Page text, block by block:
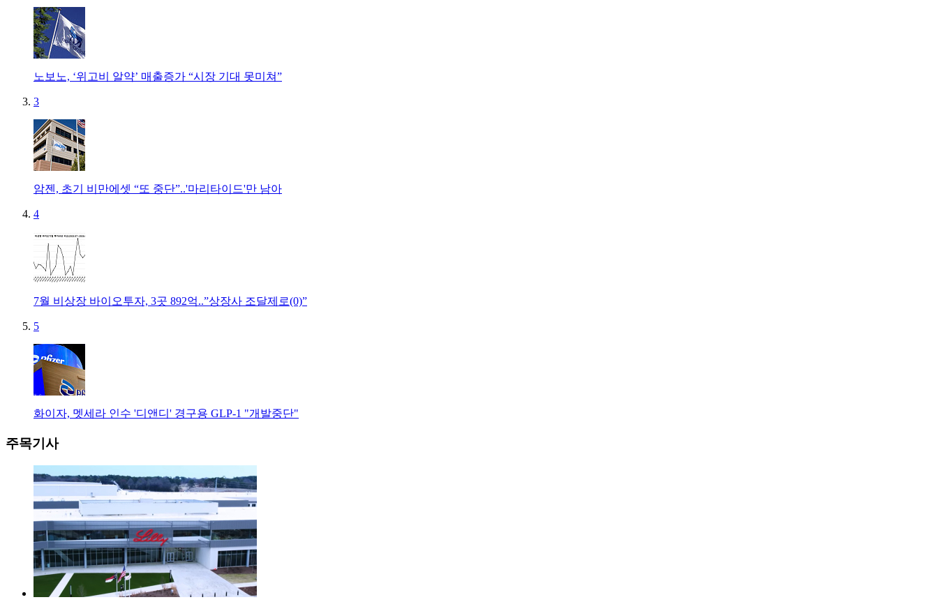
노보노, ‘위고비 알약’ 매출증가 “시장 기대 못미쳐”
3
암젠, 초기 비만에셋 “또 중단”..'마리타이드'만 남아
4
7월 비상장 바이오투자, 3곳 892억..”상장사 조달제로(0)”
5
화이자, 멧세라 인수 '디앤디' 경구용 GLP-1 "개발중단"
주목기사